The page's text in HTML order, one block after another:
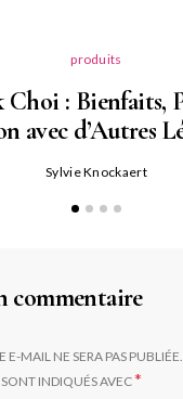
produits
Choi : Bienfaits,
avec d’Autres
Sylvie Knockaert
commentaire
E-MAIL NE SERA PAS PUBLIÉE.
INDIQUÉS AVEC*